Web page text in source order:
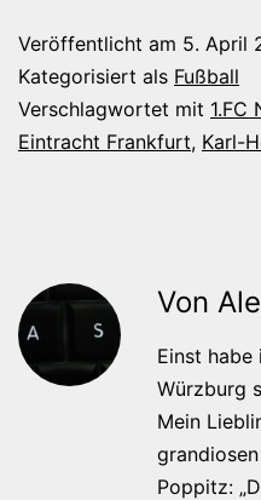
Veröffentlicht am 5. April
Kategorisiert als Fußball
Verschlagwortet mit 1.FC
Eintracht Frankfurt, Karl-
Von
Einst
Würzburg
Mein
Poppitz: